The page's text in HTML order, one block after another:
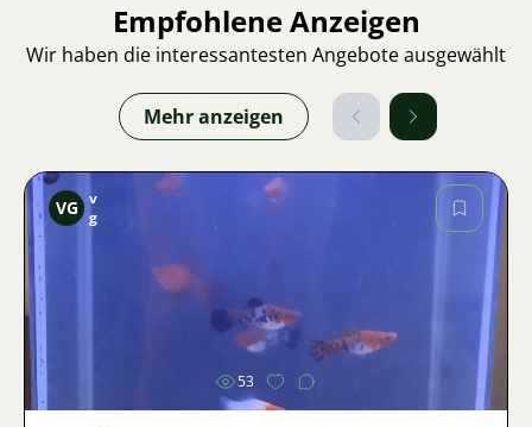
Empfohlene Anzeigen
Wir haben die interessantesten Angebote ausgewählt
Mehr anzeigen
Bild
VG v
g
53